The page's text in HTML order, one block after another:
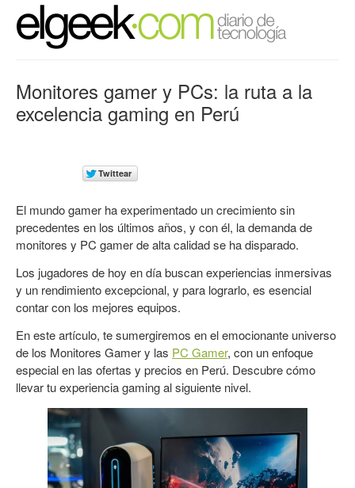
Monitores gamer y PCs: la ruta a la
excelencia gaming en Perú
El mundo gamer ha experimentado un crecimiento sin
precedentes en los últimos años, y con él, la demanda de
monitores y PC gamer de alta calidad se ha disparado.
Los jugadores de hoy en día buscan experiencias inmersivas
y un rendimiento excepcional, y para lograrlo, es esencial
contar con los mejores equipos.
En este artículo, te sumergiremos en el emocionante universo
de los Monitores Gamer y las PC Gamer, con un enfoque
especial en las ofertas y precios en Perú. Descubre cómo
llevar tu experiencia gaming al siguiente nivel.